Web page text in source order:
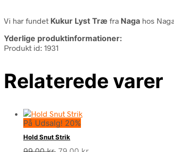
Vi har fundet Kukur Lyst Træ fra Naga hos
Yderlige produktinformationer:
Produkt id: 1931
Relaterede varer
På Udsalg! 20%
Hold Snut Strik